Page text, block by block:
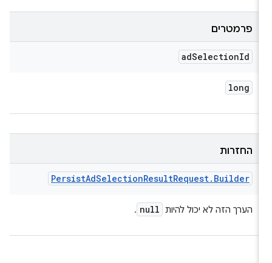
פרמטרים
adSelection
long
החזרות
PersistAdSelectionResultRequest.Builder
הערך הזה לא יכול להיות null
.